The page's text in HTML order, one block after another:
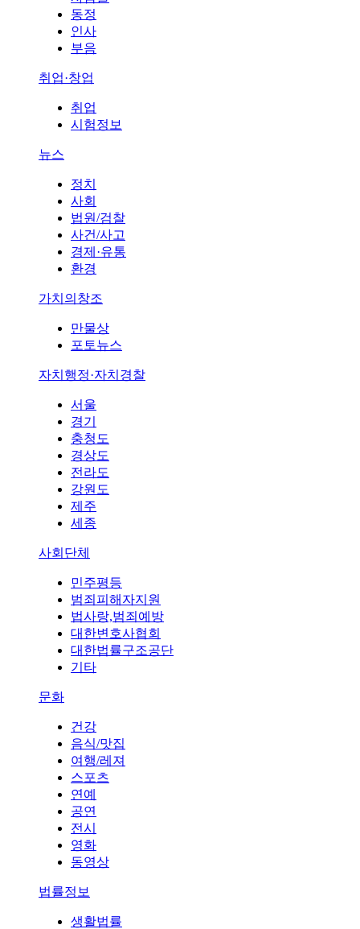
동정
인사
부음
취업·창업
취업
시험정보
뉴스
정치
사회
법원/검찰
사건/사고
경제·유통
환경
가치의창조
만물상
포토뉴스
자치행정·자치경찰
서울
경기
충청도
경상도
전라도
강원도
제주
세종
사회단체
민주평등
범죄피해자지원
법사랑,범죄예방
대한변호사협회
대한법률구조공단
기타
문화
건강
음식/맛집
여행/레져
스포츠
연예
공연
전시
영화
동영상
법률정보
생활법률